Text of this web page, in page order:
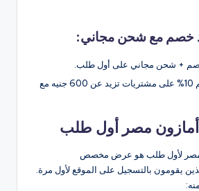
خصم مع شحن مجاني:
+ شحن مجاني على أول طلب.
خصم 10% على مشتريات تزيد عن 600 جنيه مع
مصر أول طلب
مصر لأول طلب هو عرض مخصص
يقومون بالتسجيل على الموقع لأول مرة.